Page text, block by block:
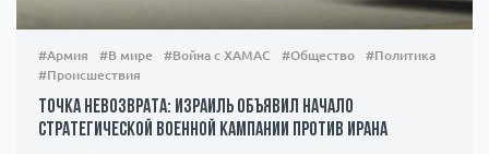
#Армия #В мире #Война с ХАМАС #Общество
#Политика
#Происшествия
Точка невозврата: Израиль объявил начало
стратегической военной кампании против Ирана